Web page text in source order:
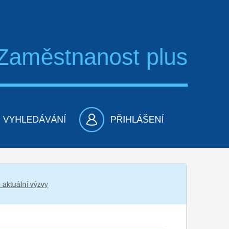
plus
VYHLEDÁVÁNÍ PŘIHLÁŠENÍ
aktuální výzvy